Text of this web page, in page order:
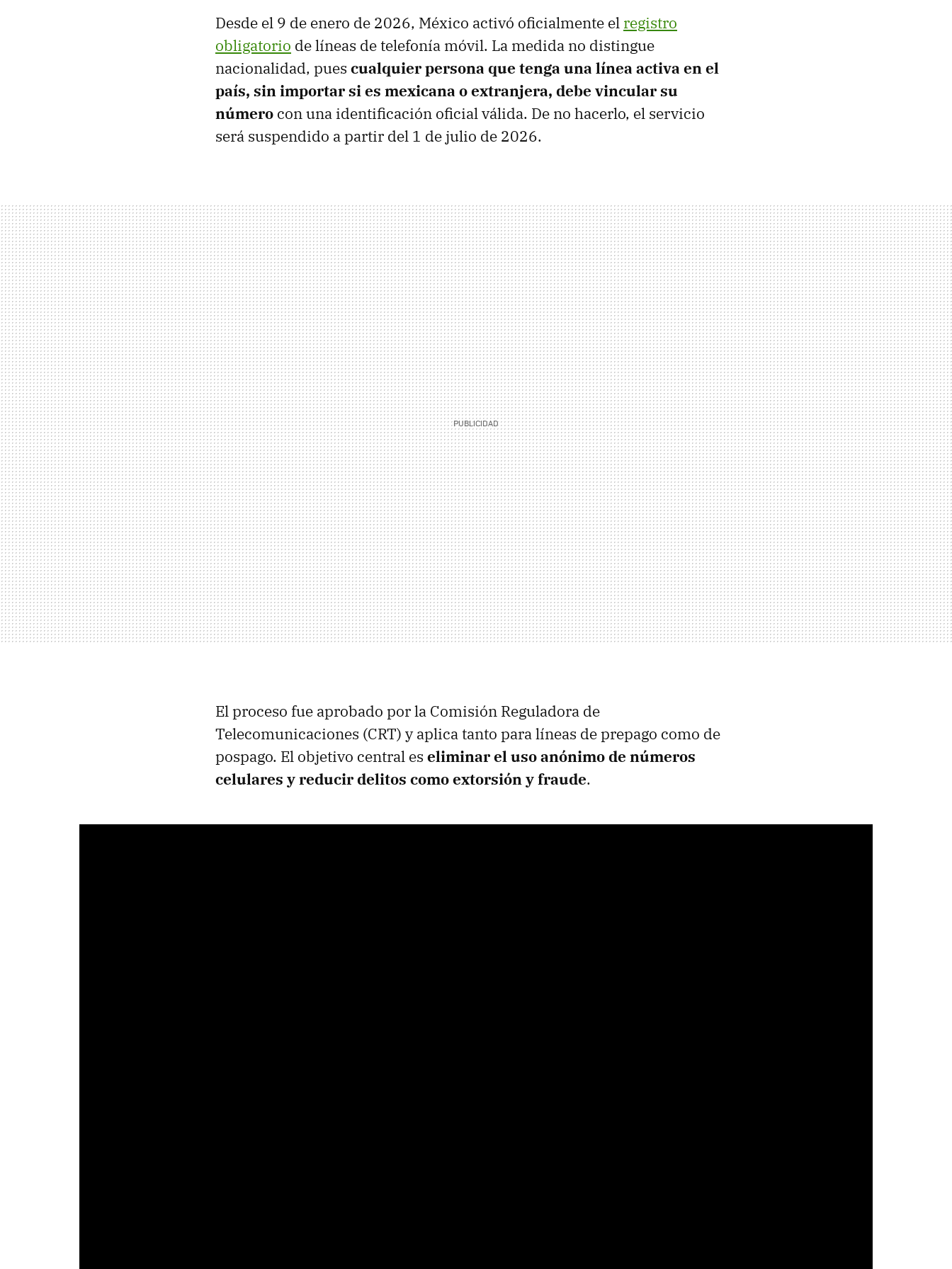
Desde el 9 de enero de 2026, México activó oficialmente el registro
obligatorio de líneas de telefonía móvil. La medida no distingue
nacionalidad, pues cualquier persona que tenga una línea activa en el
país, sin importar si es mexicana o extranjera, debe vincular su
número con una identificación oficial válida. De no hacerlo, el servicio
será suspendido a partir del 1 de julio de 2026.
El proceso fue aprobado por la Comisión Reguladora de
Telecomunicaciones (CRT) y aplica tanto para líneas de prepago como de
pospago. El objetivo central es eliminar el uso anónimo de números
celulares y reducir delitos como extorsión y fraude.